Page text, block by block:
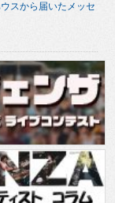
スから届いたメッセ